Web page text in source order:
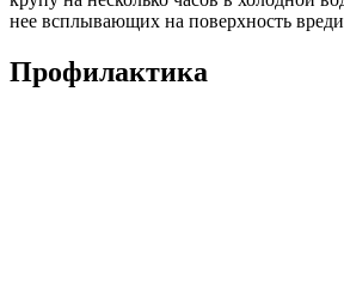
нее всплывающих на поверхность
Профилактика